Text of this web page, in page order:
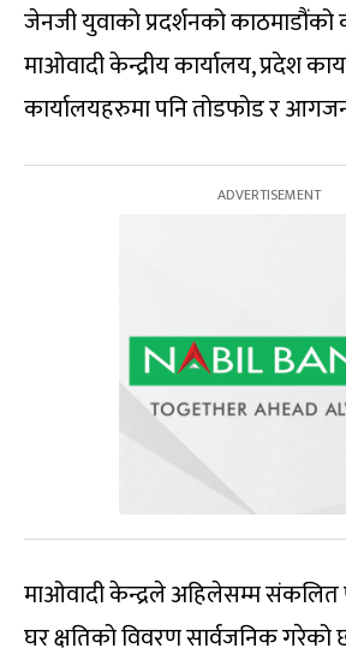
जेनजी युवाको प्रदर्शनको काठमाडौंको
माओवादी केन्द्रीय कार्यालय, प्रदेश
कार्यालयहरुमा पनि तोडफोड र
माओवादी केन्द्रले अहिलेसम्म संकलित
घर क्षतिको विवरण सार्वजनिक गरेको